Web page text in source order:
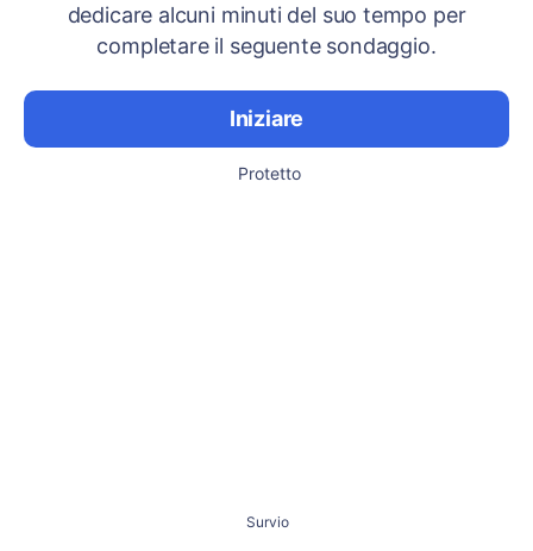
dedicare alcuni minuti del suo tempo per
completare il seguente sondaggio.
Iniziare
Protetto
Survio